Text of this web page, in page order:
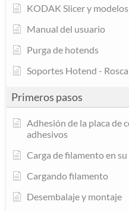
KODAK Slicer y
Manual del usuario
Purga de hotends
Soportes Hotend -
Primeros pasos
Adhesión de la placa de
adhesivos
Carga de filamento en
Cargando filamento
Desembalaje y montaje